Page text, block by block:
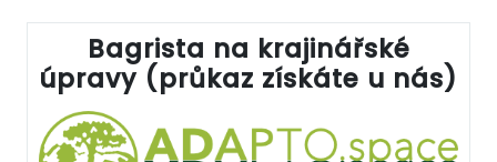
Bagrista na krajinářské
úpravy (průkaz získáte u nás)